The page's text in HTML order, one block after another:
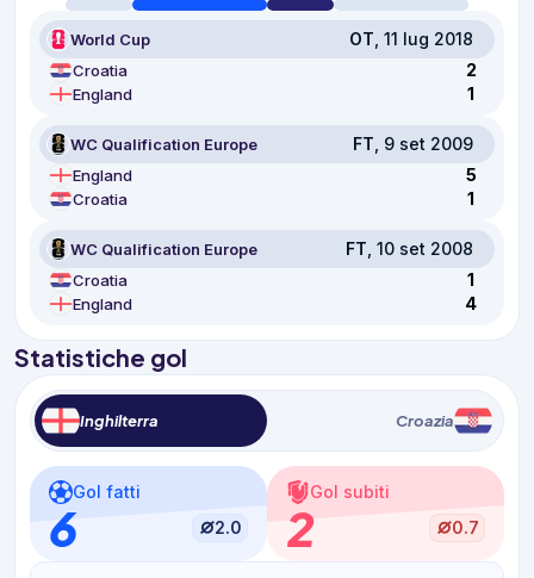
World Cup OT , 11 lug 2018
Croatia 2
England 1
WC Qualification Europe FT , 9 set 2009
England 5
Croatia 1
WC Qualification Europe FT , 10 set 2008
Croatia 1
England 4
Statistiche gol
Inghilterra Croazia
Gol fatti
6 2.0
Gol subiti
2 0.7